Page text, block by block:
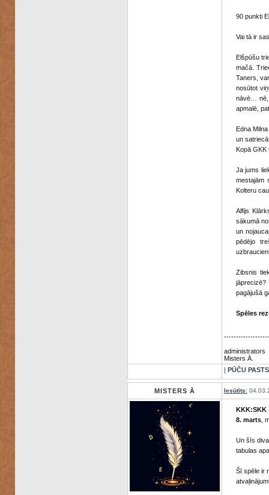
90 punkti
Vai tā ir
Elšpūšu
mačā.
Taners,
nosūtot
nāvē… nē,
apmalē,
Edna
un
Kopā GKK
Ja jums
mestajām
Kolteru
Alfijs
sākumā
un
pēdējo
Zibsnis
pagājušā
Spēles
administrators
Misters Ā.
| PŪČU PASTS
MISTERS Ā Iesūtīts:
KKK:SKK
8. marts,
Un šīs
tabulas
Šī spēle ir